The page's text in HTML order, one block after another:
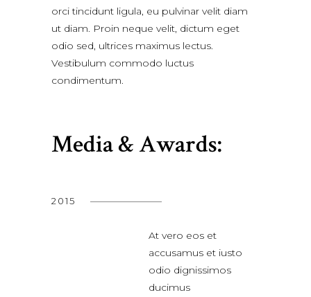
orci tincidunt ligula, eu pulvinar velit diam
ut diam. Proin neque velit, dictum eget
odio sed, ultrices maximus lectus.
Vestibulum commodo luctus
condimentum.
Media & Awards:
2015
At vero eos et
accusamus et iusto
odio dignissimos
ducimus